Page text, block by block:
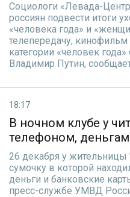
Социологи «Левада-
россиян подвести итоги
«человека года» и
телепередачу,
категории «человек
Владимир Путин,
18:17
В ночном клубе у
телефоном,
26 декабря у
сумочку в которой
деньги и банковские
пресс-службе УМВД